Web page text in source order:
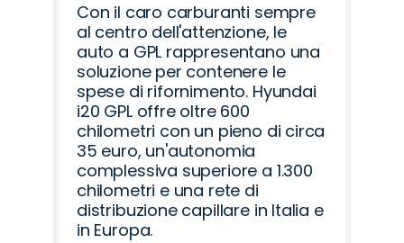
Con il caro carburanti sempre
al centro dell'attenzione, le
auto a GPL rappresentano una
soluzione per contenere le
spese di rifornimento. Hyundai
i20 GPL offre oltre 600
chilometri con un pieno di circa
35 euro, un'autonomia
complessiva superiore a 1.300
chilometri e una rete di
distribuzione capillare in Italia e
in Europa.